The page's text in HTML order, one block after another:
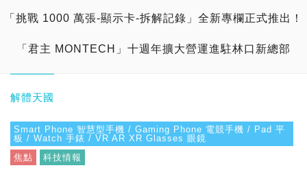
「挑戰 1000 萬張-顯示卡-拆解記錄」全新專欄正式推出！
「君主 MONTECH」十週年擴大營運進駐林口新總部
解體天國
Smart Phone 智慧型手機 / Gaming Phone 電競手機 / Pad 平
板 / Watch 手錶 / VR AR XR Glasses 眼鏡
焦點
科技情報